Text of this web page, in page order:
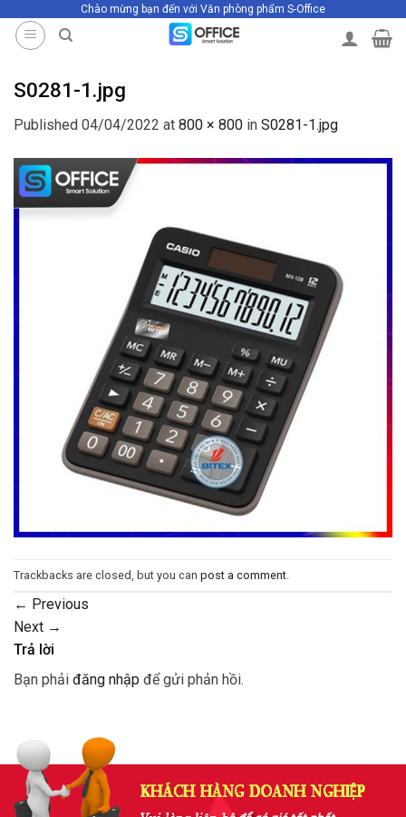
Chào mừng bạn đến với Văn phòng phẩm S-Office
S0281-1.jpg
Published 04/04/2022 at 800 × 800 in S0281-1.jpg
Trackbacks are closed, but you can post a comment
← Previous
Next →
Trả lời
Bạn phải đăng nhập để gửi phản hồi.